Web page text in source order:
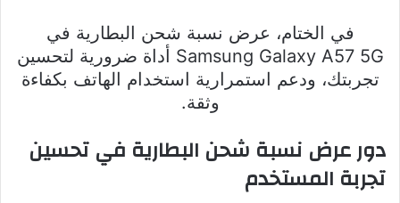
في الختام، عرض نسبة شحن البطارية في
Samsung Galaxy A57 5G أداة ضرورية لتحسين
تجربتك، ودعم استمرارية استخدام الهاتف بكفاءة
وثقة.
دور عرض نسبة شحن البطارية في تحسين
تجربة المستخدم